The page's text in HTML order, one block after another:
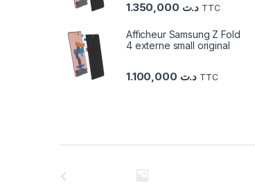
د.ت TTC
Afficheur Samsung Z Fold
4 externe small original
د.ت TTC